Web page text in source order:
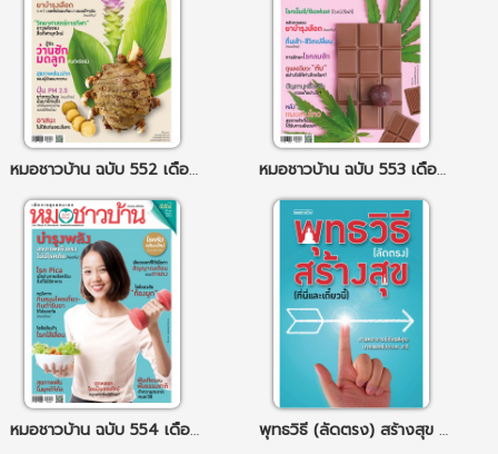
หมอชาวบ้าน ฉบับ 552 เดือนเมษายน 68 หมอชาวบ้าน ฉบับ 553 เดือนพฤษภาคม 68
หมอชาวบ้าน ฉบับ 554 เดือนมิถุนายน 68 พุทธวิธี (ลัดตรง) สร้างสุข (ที่นี่และเดี๋ยวนี้)